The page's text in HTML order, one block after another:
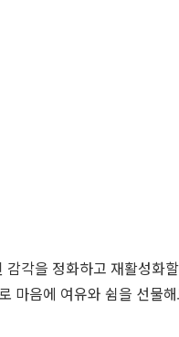
각을 정화하고 재활성화
마음에 여유와 쉼을 선물